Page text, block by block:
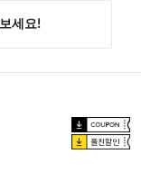
플친할인